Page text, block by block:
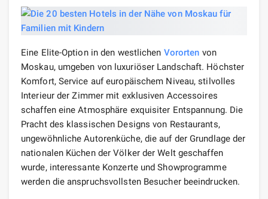
Eine Elite-Option in den westlichen Vororten von
Moskau, umgeben von luxuriöser Landschaft. Höchster
Komfort, Service auf europäischem Niveau, stilvolles
Interieur der Zimmer mit exklusiven Accessoires
schaffen eine Atmosphäre exquisiter Entspannung. Die
Pracht des klassischen Designs von Restaurants,
ungewöhnliche Autorenküche, die auf der Grundlage der
nationalen Küchen der Völker der Welt geschaffen
wurde, interessante Konzerte und Showprogramme
werden die anspruchsvollsten Besucher beeindrucken.